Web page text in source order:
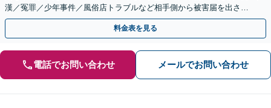
漢／冤罪／少年事件／風俗店トラブルなど相手側から被害届を出され
る前に、できる限り示談交渉での解決を目指します。
料金表を見る
電話でお問い合わせ メールでお問い合わせ